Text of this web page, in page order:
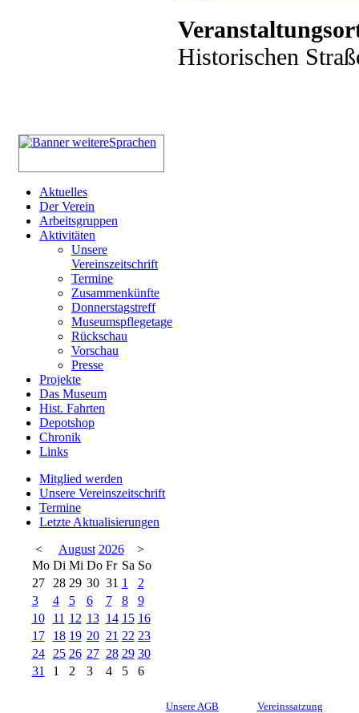
Historischen
Aktuelles
Der Verein
Arbeitsgruppen
Aktivitäten
Unsere
Vereinszeitschrift
Termine
Zusammenkünfte
Donnerstagstreff
Museumspflegetage
Rückschau
Vorschau
Presse
Projekte
Das Museum
Hist. Fahrten
Depotshop
Chronik
Links
Mitglied werden
Unsere Vereinszeitschrift
Termine
Letzte Aktualisierungen
<
August 2026
>
Mo Di Mi Do Fr Sa So
27
28 29 30 31 1
2
3
4 5 6 7 8
9
10
11 12 13 14 15 16
17
18 19 20 21 22 23
24
25 26 27 28 29 30
31
1 2 3 4 5 6
Unsere AGB Vereinssatzung